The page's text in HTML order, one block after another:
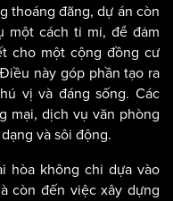
thoáng đãng, dự án còn
một cách tỉ mỉ, để đảm
cho một cộng đồng cư
này góp phần tạo ra
vị và đáng sống. Các
mại, dịch vụ văn phòng
và sôi động.
hòa không chỉ dựa vào
còn đến việc xây dựng